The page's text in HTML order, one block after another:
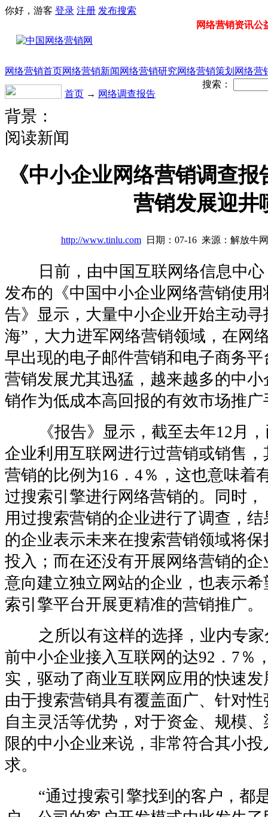
你好，游客 登录 注册 发布搜索
网络营销资讯公
网络营销首页网络营销新闻 网络营销研究网络营销策划 网络营
首页 → 网络调查报告
搜索：
背景：
阅读新闻
《中小企业网络营销调查
营销发展迎井
http://www.tinlu.com日期：07-16 来源：解放牛
日前，由中国互联网络信息中心
发布的《中国中小企业网络营销使
告》显示，大量中小企业开始主动
海”，大力进军网络营销领域，在网
早出现的电子邮件营销和电子商务
营销发展尤其迅猛，越来越多的中
销作为低成本高回报的有效市场推广
《报告》显示，截至去年12月，
企业利用互联网进行过营销或销售
营销的比例为16．4％，这也意味着
过搜索引擎进行网络营销的。同时
用过搜索营销的企业进行了调查，
的企业表示未来在搜索营销领域将
投入；而在还没有开展网络营销的
意向建立独立网站的企业，也表示
索引擎平台开展更精准的营销推广。
之所以有这样的选择，业内专家
前中小企业接入互联网的达92．7％
实，驱动了商业互联网应用的快速
由于搜索营销具有覆盖面广、针对
自主灵活等优势，对于资金、规模
限的中小企业来说，非常符合其小
求。
“通过搜索引擎找到的客户，都